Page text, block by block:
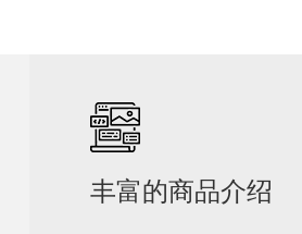
丰富的商品介绍